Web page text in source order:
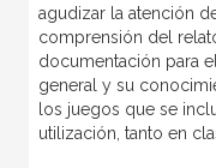
agudizar la atención
comprensión del
documentación para
general y su
los juegos que se
utilización, tanto en